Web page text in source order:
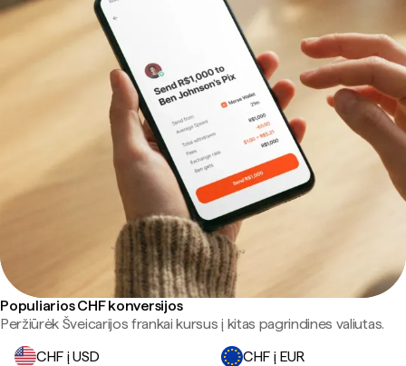
Populiarios CHF konversijos
Peržiūrėk Šveicarijos frankai kursus į kitas pagrindines valiutas.
CHF į USD
CHF į EUR